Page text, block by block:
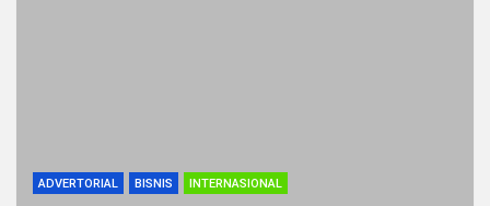
ADVERTORIAL BISNIS INTERNASIONAL